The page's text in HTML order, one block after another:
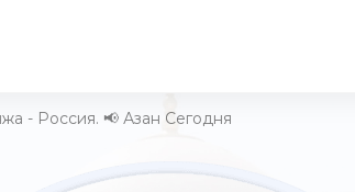
- Россия. 📢 Азан Сегодня